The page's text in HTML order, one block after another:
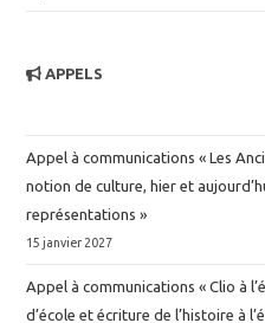
APPELS
Appel à communications « Les
notion de culture, hier et
représentations »
15 janvier 2027
Appel à communications « Clio à
d’école et écriture de l’histoire à